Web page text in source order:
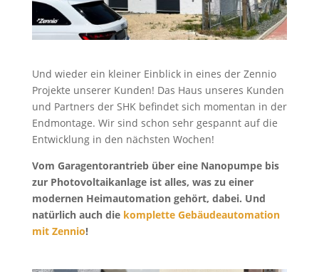
Und wieder ein kleiner Einblick in eines der Zennio
Projekte unserer Kunden! Das Haus unseres Kunden
und Partners der SHK befindet sich momentan in der
Endmontage. Wir sind schon sehr gespannt auf die
Entwicklung in den nächsten Wochen!
Vom Garagentorantrieb über eine Nanopumpe bis
zur Photovoltaikanlage ist alles, was zu einer
modernen Heimautomation gehört, dabei. Und
natürlich auch die komplette Gebäudeautomation
mit Zennio!